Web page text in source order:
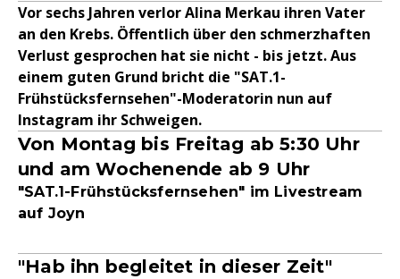
Vor sechs Jahren verlor Alina Merkau ihren Vater
an den Krebs. Öffentlich über den schmerzhaften
Verlust gesprochen hat sie nicht - bis jetzt. Aus
einem guten Grund bricht die "SAT.1-
Frühstücksfernsehen"-Moderatorin nun auf
Instagram ihr Schweigen.
Von Montag bis Freitag ab 5:30 Uhr
und am Wochenende ab 9 Uhr
"SAT.1-Frühstücksfernsehen" im Livestream
auf Joyn
"Hab ihn begleitet in dieser Zeit"